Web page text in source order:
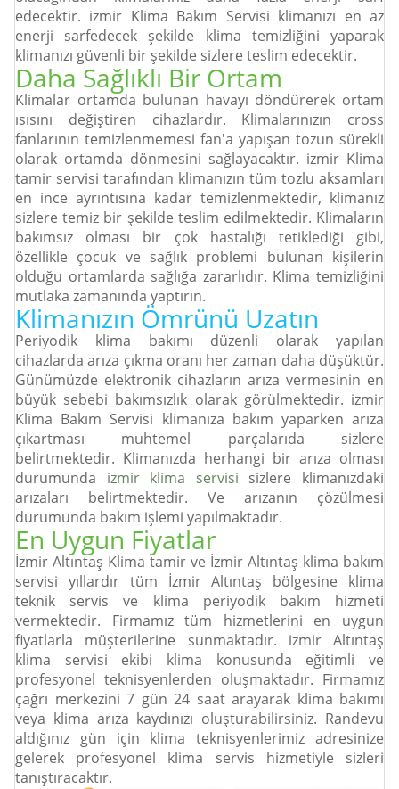
edecektir. izmir Klima Bakım Servisi klimanızı en az
enerji sarfedecek şekilde klima temizliğini yaparak
klimanızı güvenli bir şekilde sizlere teslim edecektir.
Daha Sağlıklı Bir Ortam
Klimalar ortamda bulunan havayı döndürerek ortam
ısısını değiştiren cihazlardır. Klimalarınızın cross
fanlarının temizlenmemesi fan'a yapışan tozun sürekli
olarak ortamda dönmesini sağlayacaktır. izmir Klima
tamir servisi tarafından klimanızın tüm tozlu aksamları
en ince ayrıntısına kadar temizlenmektedir, klimanız
sizlere temiz bir şekilde teslim edilmektedir. Klimaların
bakımsız olması bir çok hastalığı tetiklediği gibi,
özellikle çocuk ve sağlık problemi bulunan kişilerin
olduğu ortamlarda sağlığa zararlıdır. Klima temizliğini
mutlaka zamanında yaptırın.
Klimanızın Ömrünü Uzatın
Periyodik klima bakımı düzenli olarak yapılan
cihazlarda arıza çıkma oranı her zaman daha düşüktür.
Günümüzde elektronik cihazların arıza vermesinin en
büyük sebebi bakımsızlık olarak görülmektedir. izmir
Klima Bakım Servisi klimanıza bakım yaparken arıza
çıkartması muhtemel parçalarıda sizlere
belirtmektedir. Klimanızda herhangi bir arıza olması
durumunda izmir klima servisi sizlere klimanızdaki
arızaları belirtmektedir. Ve arızanın çözülmesi
durumunda bakım işlemi yapılmaktadır.
En Uygun Fiyatlar
İzmir Altıntaş Klima tamir ve İzmir Altıntaş klima bakım
servisi yıllardır tüm İzmir Altıntaş bölgesine klima
teknik servis ve klima periyodik bakım hizmeti
vermektedir. Firmamız tüm hizmetlerini en uygun
fiyatlarla müşterilerine sunmaktadır. izmir Altıntaş
klima servisi ekibi klima konusunda eğitimli ve
profesyonel teknisyenlerden oluşmaktadır. Firmamız
çağrı merkezini 7 gün 24 saat arayarak klima bakımı
veya klima arıza kaydınızı oluşturabilirsiniz. Randevu
aldığınız gün için klima teknisyenlerimiz adresinize
gelerek profesyonel klima servis hizmetiyle sizleri
tanıştıracaktır.
Orjinal Parça
Orjinal Parça Kullanarak Makinlerinizin Kullanım Ömrünü Üzatıyoruz
Orjinal Parça
Orjinal Parça Kullanarak Makinlerinizin Kullanım Ömrünü Üzatıyoruz
Orjinal Parça
Orjinal Parça Kullanarak Makinlerinizin Kullanım Ömrünü Üzatıyoruz